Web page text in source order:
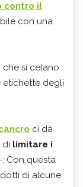
contro il
con una
che si celano
etichette degli
ci dà
di limitare i
Con questa
di alcune